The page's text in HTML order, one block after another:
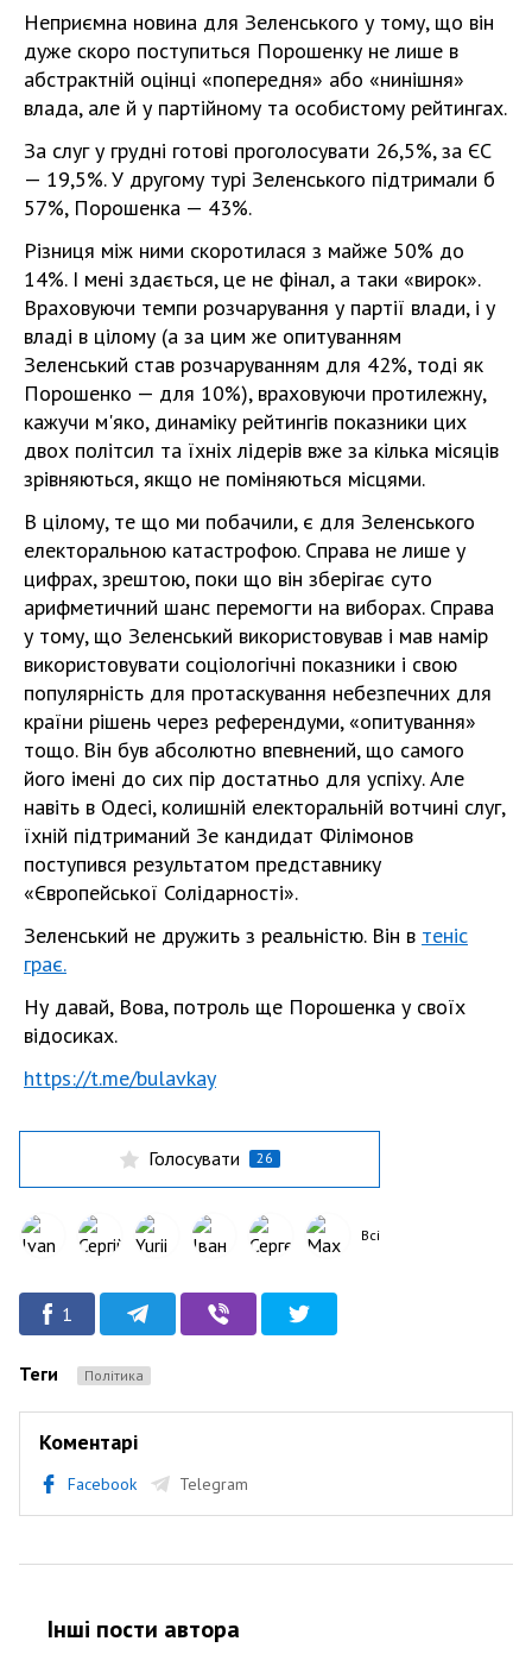
Неприємна новина для Зеленського у тому, що він
дуже скоро поступиться Порошенку не лише в
абстрактній оцінці «попередня» або «нинішня»
влада, але й у партійному та особистому рейтингах.
За слуг у грудні готові проголосувати 26,5%, за ЄС
— 19,5%. У другому турі Зеленського підтримали б
57%, Порошенка — 43%.
Різниця між ними скоротилася з майже 50% до
14%. І мені здається, це не фінал, а таки «вирок».
Враховуючи темпи розчарування у партії влади, і у
владі в цілому (а за цим же опитуванням
Зеленський став розчаруванням для 42%, тоді як
Порошенко — для 10%), враховуючи протилежну,
кажучи м'яко, динаміку рейтингів показники цих
двох політсил та їхніх лідерів вже за кілька місяців
зрівняються, якщо не поміняються місцями.
В цілому, те що ми побачили, є для Зеленського
електоральною катастрофою. Справа не лише у
цифрах, зрештою, поки що він зберігає суто
арифметичний шанс перемогти на виборах. Справа
у тому, що Зеленський використовував і мав намір
використовувати соціологічні показники і свою
популярність для протаскування небезпечних для
країни рішень через референдуми, «опитування»
тощо. Він був абсолютно впевнений, що самого
його імені до сих пір достатньо для успіху. Але
навіть в Одесі, колишній електоральній вотчині слуг,
їхній підтриманий Зе кандидат Філімонов
поступився результатом представнику
«Європейської Солідарності».
Зеленський не дружить з реальністю. Він в теніс
грає.
Ну давай, Вова, потроль ще Порошенка у своїх
відосиках.
https://t.me/bulavkay
Голосувати 26
Всі
1
Теги Політика
Коментарі
Facebook Telegram
Інші пости автора